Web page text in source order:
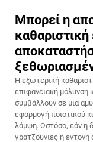
Μπορεί η
Η εξωτερική
επιφανειακή μόλυνση
συμβάλλουν σε μια
εφαρμογή ποιοτικού
λάμψη. Ωστόσο, εάν η
γρατζουνιές ή